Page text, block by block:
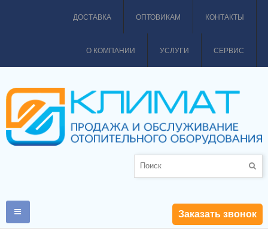
КОНТАКТЫ
ОПТОВИКАМ
ДОСТАВКА
СЕРВИС
УСЛУГИ
О КОМПАНИИ
Заказать звонок